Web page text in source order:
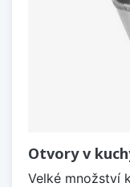
Otvory v
Velké množství